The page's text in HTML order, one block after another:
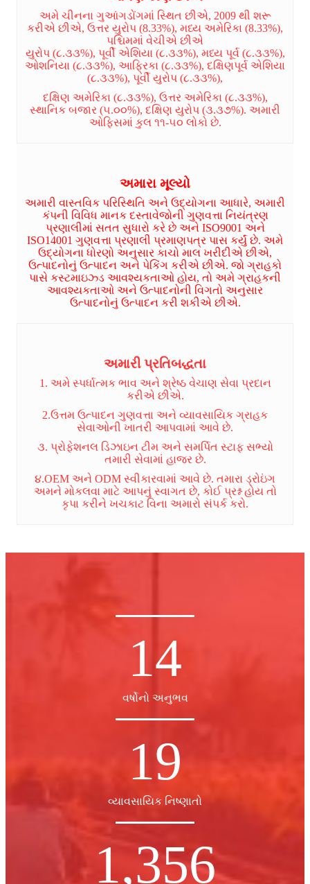
અમે ચીનના ગુઆંગડોંગમાં સ્થિત છીએ, 2009 થી શરૂ
કરીએ છીએ, ઉત્તર યુરોપ (8.33%), મધ્ય અમેરિકા (8.33%),
પશ્ચિમમાં વેચીએ છીએ
યુરોપ (૮.૩૩%), પૂર્વી એશિયા (૮.૩૩%), મધ્ય પૂર્વ (૮.૩૩%),
ઓશનિયા (૮.૩૩%), આફ્રિકા (૮.૩૩%), દક્ષિણપૂર્વ એશિયા
(૮.૩૩%), પૂર્વી યુરોપ (૮.૩૩%),
દક્ષિણ અમેરિકા (૮.૩૩%), ઉત્તર અમેરિકા (૮.૩૩%),
સ્થાનિક બજાર (૫.૦૦%), દક્ષિણ યુરોપ (૩.૩૭%). અમારી
ઓફિસમાં કુલ ૧૧-૫૦ લોકો છે.
અમારા મૂલ્યો
અમારી વાસ્તવિક પરિસ્થિતિ અને ઉદ્યોગના આધારે, અમારી
કંપની વિવિધ માનક દસ્તાવેજોની ગુણવત્તા નિયંત્રણ
પ્રણાલીમાં સતત સુધારો કરે છે અને ISO9001 અને
ISO14001 ગુણવત્તા પ્રણાલી પ્રમાણપત્ર પાસ કર્યું છે. અમે
ઉદ્યોગના ધોરણો અનુસાર કાચો માલ ખરીદીએ છીએ,
ઉત્પાદનોનું ઉત્પાદન અને પેકિંગ કરીએ છીએ. જો ગ્રાહકો
પાસે કસ્ટમાઇઝ્ડ આવશ્યકતાઓ હોય, તો અમે ગ્રાહકની
આવશ્યકતાઓ અને ઉત્પાદનોની વિગતો અનુસાર
ઉત્પાદનોનું ઉત્પાદન કરી શકીએ છીએ.
અમારી પ્રતિબદ્ધતા
1. અમે સ્પર્ધાત્મક ભાવ અને શ્રેષ્ઠ વેચાણ સેવા પ્રદાન
કરીએ છીએ.
2.ઉત્તમ ઉત્પાદન ગુણવત્તા અને વ્યાવસાયિક ગ્રાહક
સેવાઓની ખાતરી આપવામાં આવે છે.
૩. પ્રોફેશનલ ડિઝાઇન ટીમ અને સમર્પિત સ્ટાફ સભ્યો
તમારી સેવામાં હાજર છે.
૪.OEM અને ODM સ્વીકારવામાં આવે છે. તમારા ડ્રોઇંગ
અમને મોકલવા માટે આપનું સ્વાગત છે, કોઈ પ્રશ્ન હોય તો
કૃપા કરીને ખચકાટ વિના અમારો સંપર્ક કરો.
14
વર્ષોનો અનુભવ
19
વ્યાવસાયિક નિષ્ણાતો
1,356